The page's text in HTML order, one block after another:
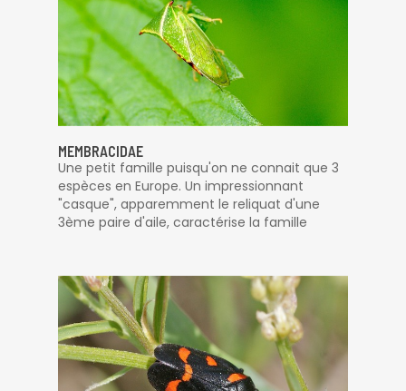
MEMBRACIDAE
Une petit famille puisqu'on ne connait que 3
espèces en Europe. Un impressionnant
"casque", apparemment le reliquat d'une
3ème paire d'aile, caractérise la famille